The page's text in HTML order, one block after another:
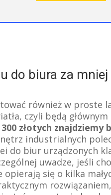
do biura za mniej
również w proste
czyli będą
złotych
industrialnych
do biur urządzonych
uwadze, jeśli
się o kilka